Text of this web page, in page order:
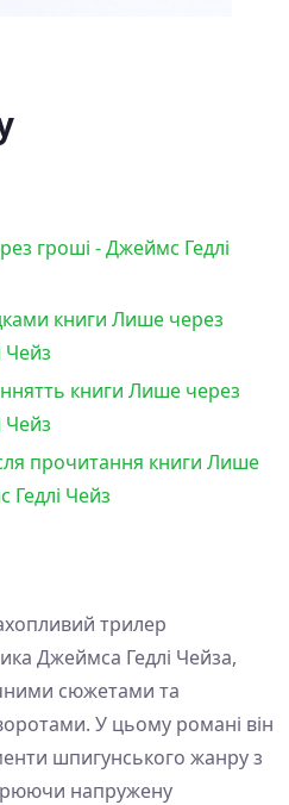
гроші - Джеймс Гедлі
книги Лише через
Чейз
книги Лише через
Чейз
прочитання книги Лише
Гедлі Чейз
трилер
Джеймса Гедлі Чейза,
сюжетами та
У цьому романі він
шпигунського жанру з
напружену